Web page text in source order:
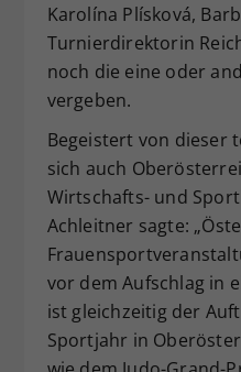
Karolína Plísková,
Turnierdirektorin
noch die eine oder
vergeben.
Begeistert von dieser
sich auch
Wirtschafts- und
Achleitner sagte:
vor dem Aufschlag in
ist gleichzeitig der
Sportjahr in